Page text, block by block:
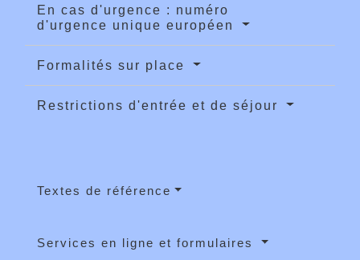
En cas d'urgence : numéro
d'urgence unique européen
Formalités sur place
Restrictions d'entrée et de séjour
Textes de référence
Services en ligne et formulaires